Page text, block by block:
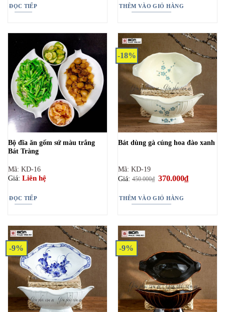
ĐỌC TIẾP
400.000₫.
THÊM VÀO GIỎ HÀNG
Bộ đĩa ăn gốm sứ màu trắng
Bát Tràng
Mã: KD-16
Giá: Liên hệ
ĐỌC TIẾP
-18%
Bát dùng gà cúng hoa đào xanh
Mã: KD-19
Giá:450.000₫ Giá
450.000₫.
370.000₫Giá
hiện
THÊM VÀO GIỎ HÀNG
-9% -9%